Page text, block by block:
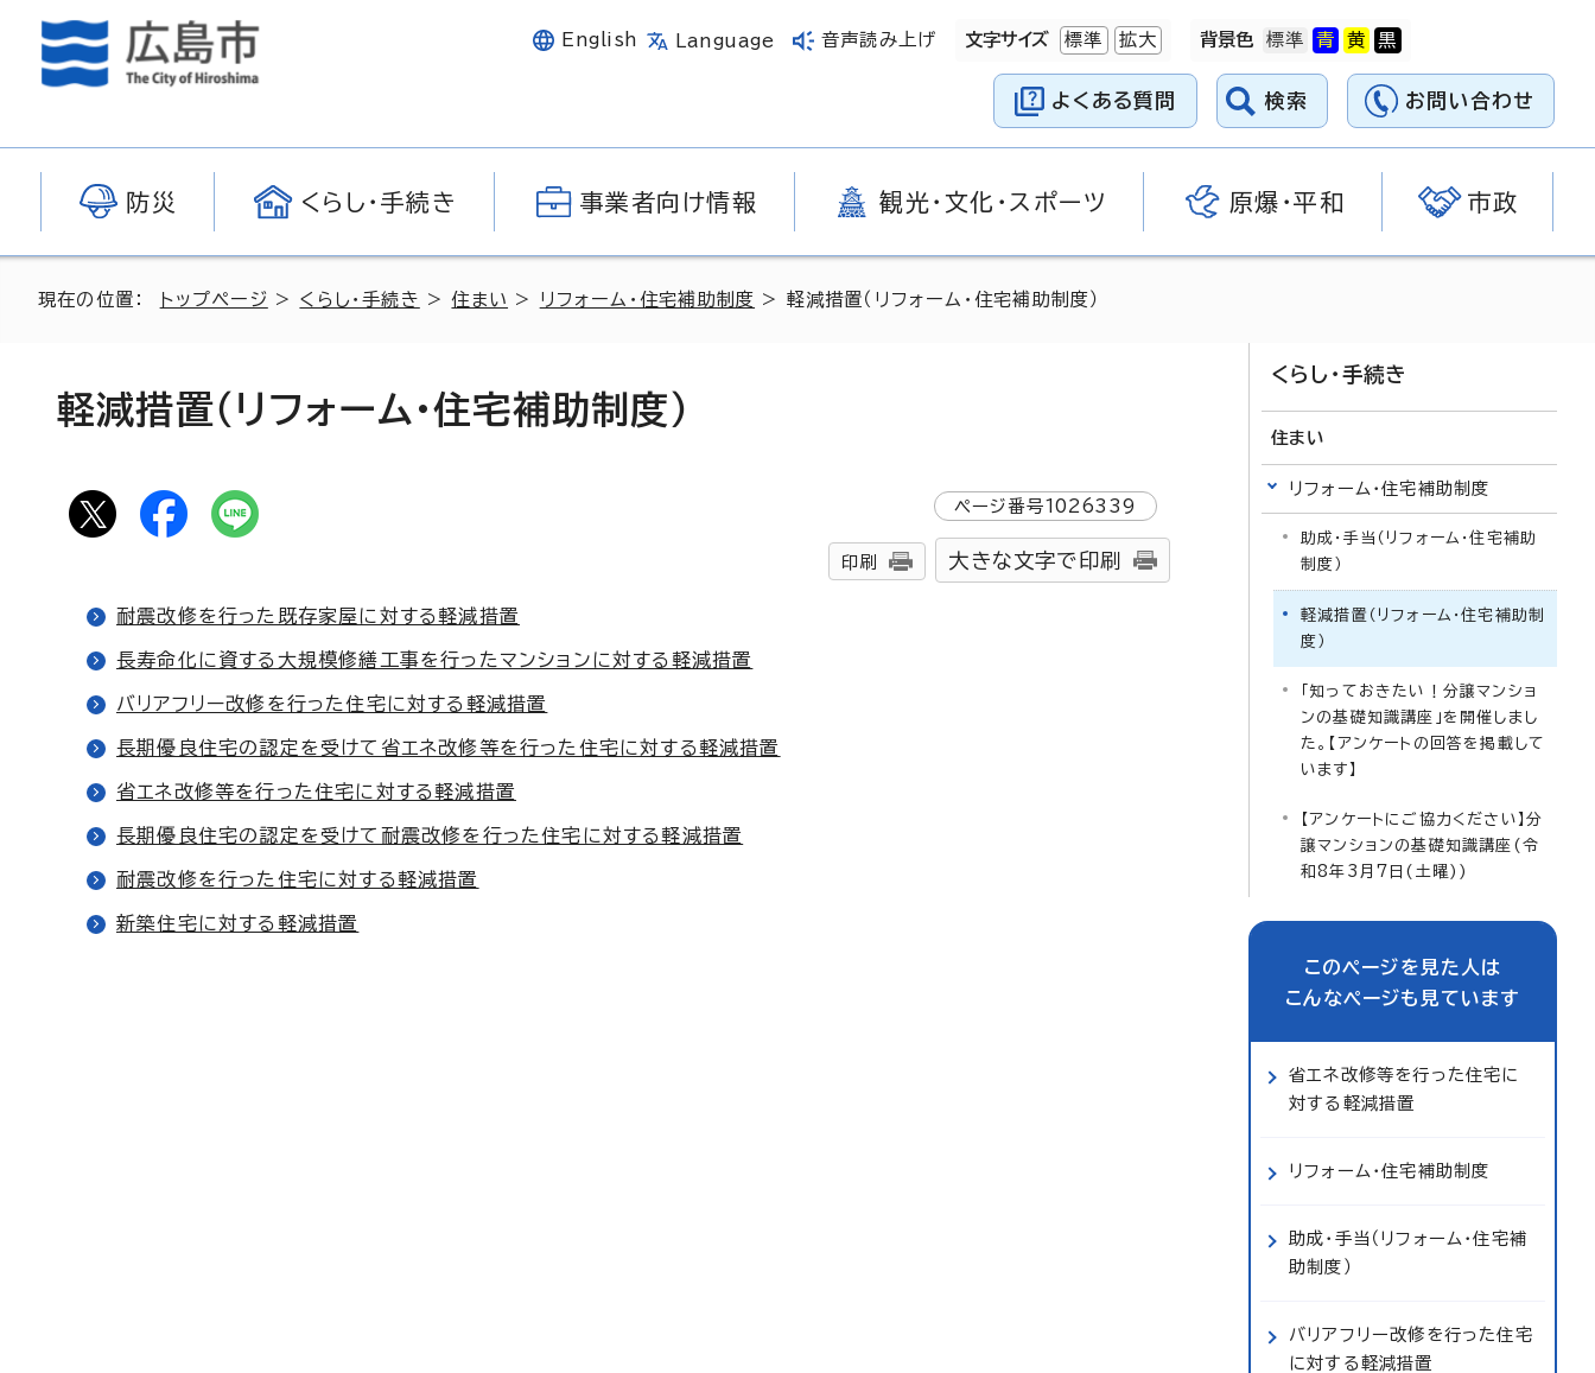
English Language 音声読み上げ 文字サイズ 標準 拡大 背景色
よくある質問 検索 お問い合わせ
防災 くらし・手続き 事業者向け情報 観光・文化・スポーツ 原爆・平和 市政
現在の位置： トップページ > くらし・手続き >住まい > リフォーム・住宅補助制度 > 軽減措置（リフォーム・住宅補助制度）
軽減措置（リフォーム・住宅補助制度）
ページ番号1026339
印刷 大きな文字で印刷
耐震改修を行った既存家屋に対する軽減措置
長寿命化に資する大規模修繕工事を行ったマンションに対する軽減措置
バリアフリー改修を行った住宅に対する軽減措置
長期優良住宅の認定を受けて省エネ改修等を行った住宅に対する軽減措置
省エネ改修等を行った住宅に対する軽減措置
長期優良住宅の認定を受けて耐震改修を行った住宅に対する軽減措置
耐震改修を行った住宅に対する軽減措置
新築住宅に対する軽減措置
くらし・手続き
住まい
リフォーム・住宅補助制度
助成・手当（リフォーム・住宅補助
制度）
軽減措置（リフォーム・住宅補助制
度）
「知っておきたい！分譲マンショ
ンの基礎知識講座」を開催しまし
た。【アンケートの回答を掲載して
います】
【アンケートにご協力ください】分
譲マンションの基礎知識講座(令
和8年3月7日(土曜))
このページを見た人は
こんなページも見ています
省エネ改修等を行った住宅に
対する軽減措置
リフォーム・住宅補助制度
助成・手当（リフォーム・住宅補
助制度）
バリアフリー改修を行った住宅
に対する軽減措置